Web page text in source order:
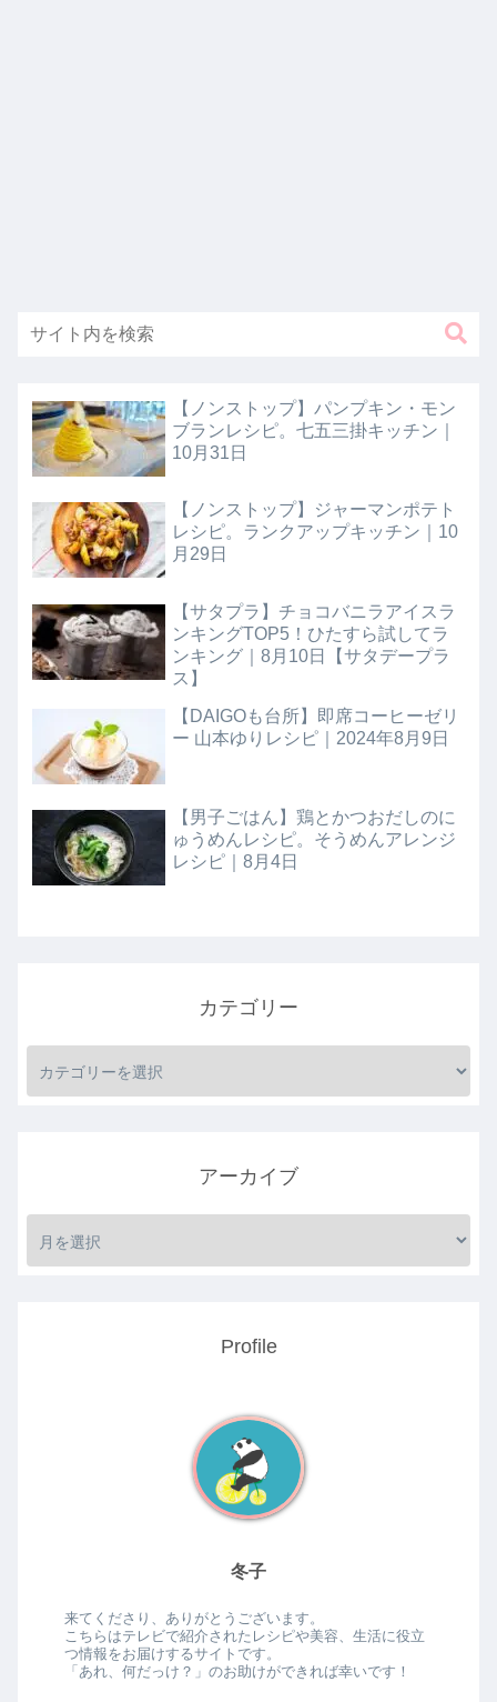
【ノンストップ】パンプキン・モン
ブランレシピ。七五三掛キッチン｜
10月31日
【ノンストップ】ジャーマンポテト
レシピ。ランクアップキッチン｜10
月29日
【サタプラ】チョコバニラアイスラ
ンキングTOP5！ひたすら試してラ
ンキング｜8月10日【サタデープラ
ス】
【DAIGOも台所】即席コーヒーゼリ
ー 山本ゆりレシピ｜2024年8月9日
【男子ごはん】鶏とかつおだしのに
ゅうめんレシピ。そうめんアレンジ
レシピ｜8月4日
カテゴリー
アーカイブ
Profile
冬子
来てくださり、ありがとうございます。
こちらはテレビで紹介されたレシピや美容、生活に役立
つ情報をお届けするサイトです。
「あれ、何だっけ？」のお助けができれば幸いです！